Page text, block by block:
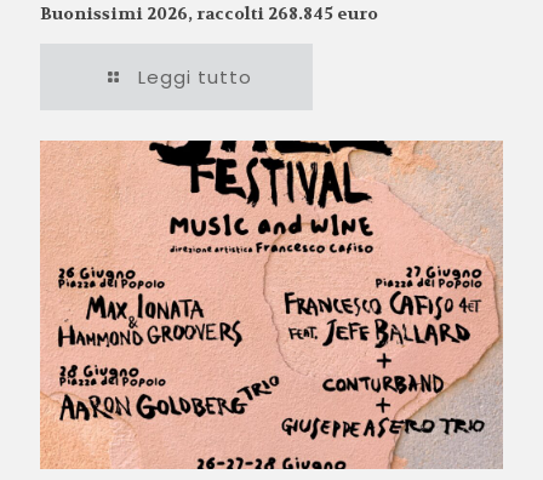
Buonissimi 2026, raccolti 268.845 euro
Leggi tutto